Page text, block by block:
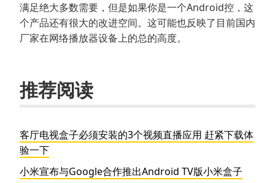
满足绝大多数需要，但是如果你是一个Android控，这
个产品还有很大的改进空间。这可能也反映了目前国内
厂家在网络播放器设备上的总的高度。
推荐阅读
客厅电视盒子必须安装的3个视频直播应用 赶紧下载体
验一下
小米宣布与Google合作推出Android TV版小米盒子